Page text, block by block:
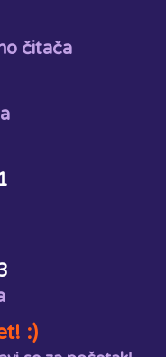
čitača
:)